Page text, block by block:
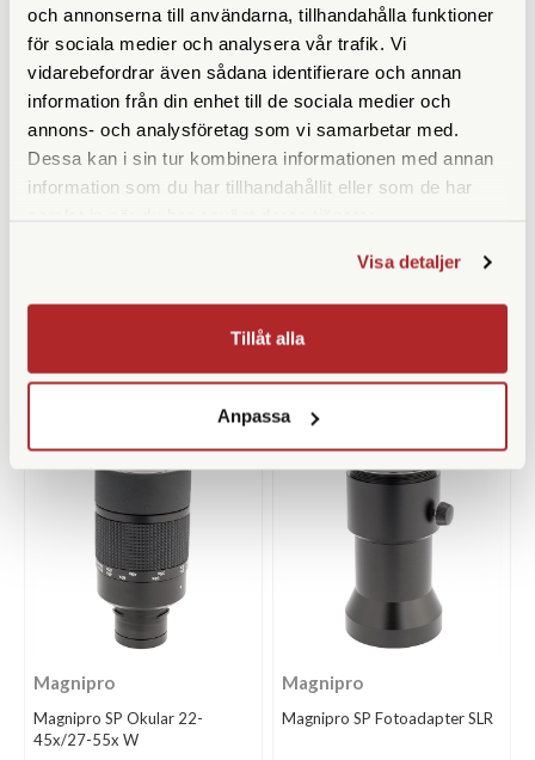
och annonserna till användarna, tillhandahålla funktioner
för sociala medier och analysera vår trafik. Vi
vidarebefordrar även sådana identifierare och annan
information från din enhet till de sociala medier och
annons- och analysföretag som vi samarbetar med.
Dessa kan i sin tur kombinera informationen med annan
information som du har tillhandahållit eller som de har
Visa detaljer
Tillåt alla
Anpassa
Finns i lager
LÄS MER
KÖP
Magnipro SP Okular 18x/22x
Finns i lager
2.000 SEK
LÄS MER
KÖP
Magnipro
Magnipro SP Okular 22-
45x/27-55x W
Magnipro
Magnipro SP Fotoadapter SLR